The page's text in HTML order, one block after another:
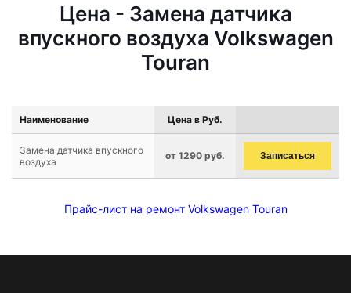
Цена - Замена датчика
впускного воздуха Volkswagen
Touran
Наименование Цена в Руб.
Замена датчика впускного
воздуха
от 1290 руб. Записаться
Прайс-лист на ремонт Volkswagen Touran